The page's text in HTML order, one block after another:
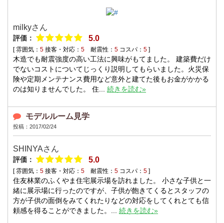
milkyさん
評価： 5.0
[ 雰囲気： 5 接客・対応： 5 耐震性： 5 コスパ： 5 ]
木造でも耐震強度の高い工法に興味がもてました。 建築費だけ
でないコストについてじっくり説明してもらいました。火災保
険や定期メンテナンス費用など意外と建てた後もお金がかかる
のは知りませんでした。 住... 続きを読む»
モデルルーム見学
投稿：2017/02/24
SHINYAさん
評価： 5.0
[ 雰囲気： 5 接客・対応： 5 耐震性： 5 コスパ： 5 ]
住友林業のふくやま住宅展示場を訪れました。 小さな子供と一
緒に展示場に行ったのですが、子供が飽きてくるとスタッフの
方が子供の面倒をみてくれたりなどの対応をしてくれとても信
頼感を得ることができました。... 続きを読む»